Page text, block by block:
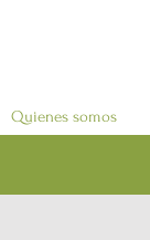
Quienes somos